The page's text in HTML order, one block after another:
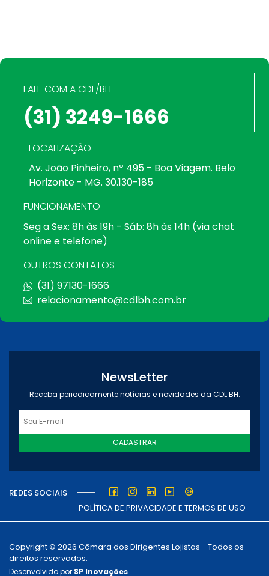
FALE COM A CDL/BH
(31) 3249-1666
LOCALIZAÇÃO
Av. João Pinheiro, nº 495 - Boa Viagem. Belo
Horizonte - MG. 30.130-185
FUNCIONAMENTO
Seg a Sex: 8h às 19h - Sáb: 8h às 14h (via chat
online e telefone)
OUTROS CONTATOS
(31) 97130-1666
relacionamento@cdlbh.com.br
NewsLetter
Receba periodicamente notícias e novidades da CDL BH.
CADASTRAR
REDES SOCIAIS
POLÍTICA DE PRIVACIDADE E TERMOS DE USO
Copyright © 2026 Câmara dos Dirigentes Lojistas - Todos os
direitos reservados.
Desenvolvido por SP Inovações